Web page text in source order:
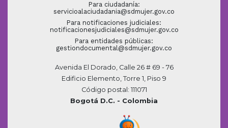
Para ciudadanía:
servicioalaciudadania@sdmujer.gov.co
Para notificaciones judiciales:
notificacionesjudiciales@sdmujer.gov.co
Para entidades públicas:
gestiondocumental@sdmujer.gov.co
Avenida El Dorado, Calle 26 # 69 - 76
Edificio Elemento, Torre 1, Piso 9
Código postal: 111071
Bogotá D.C. - Colombia